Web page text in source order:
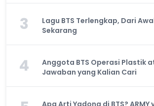
3
Lagu BTS Terlengkap, Dari
Sekarang
4
Anggota BTS Operasi Plastik
Jawaban yang Kalian Cari